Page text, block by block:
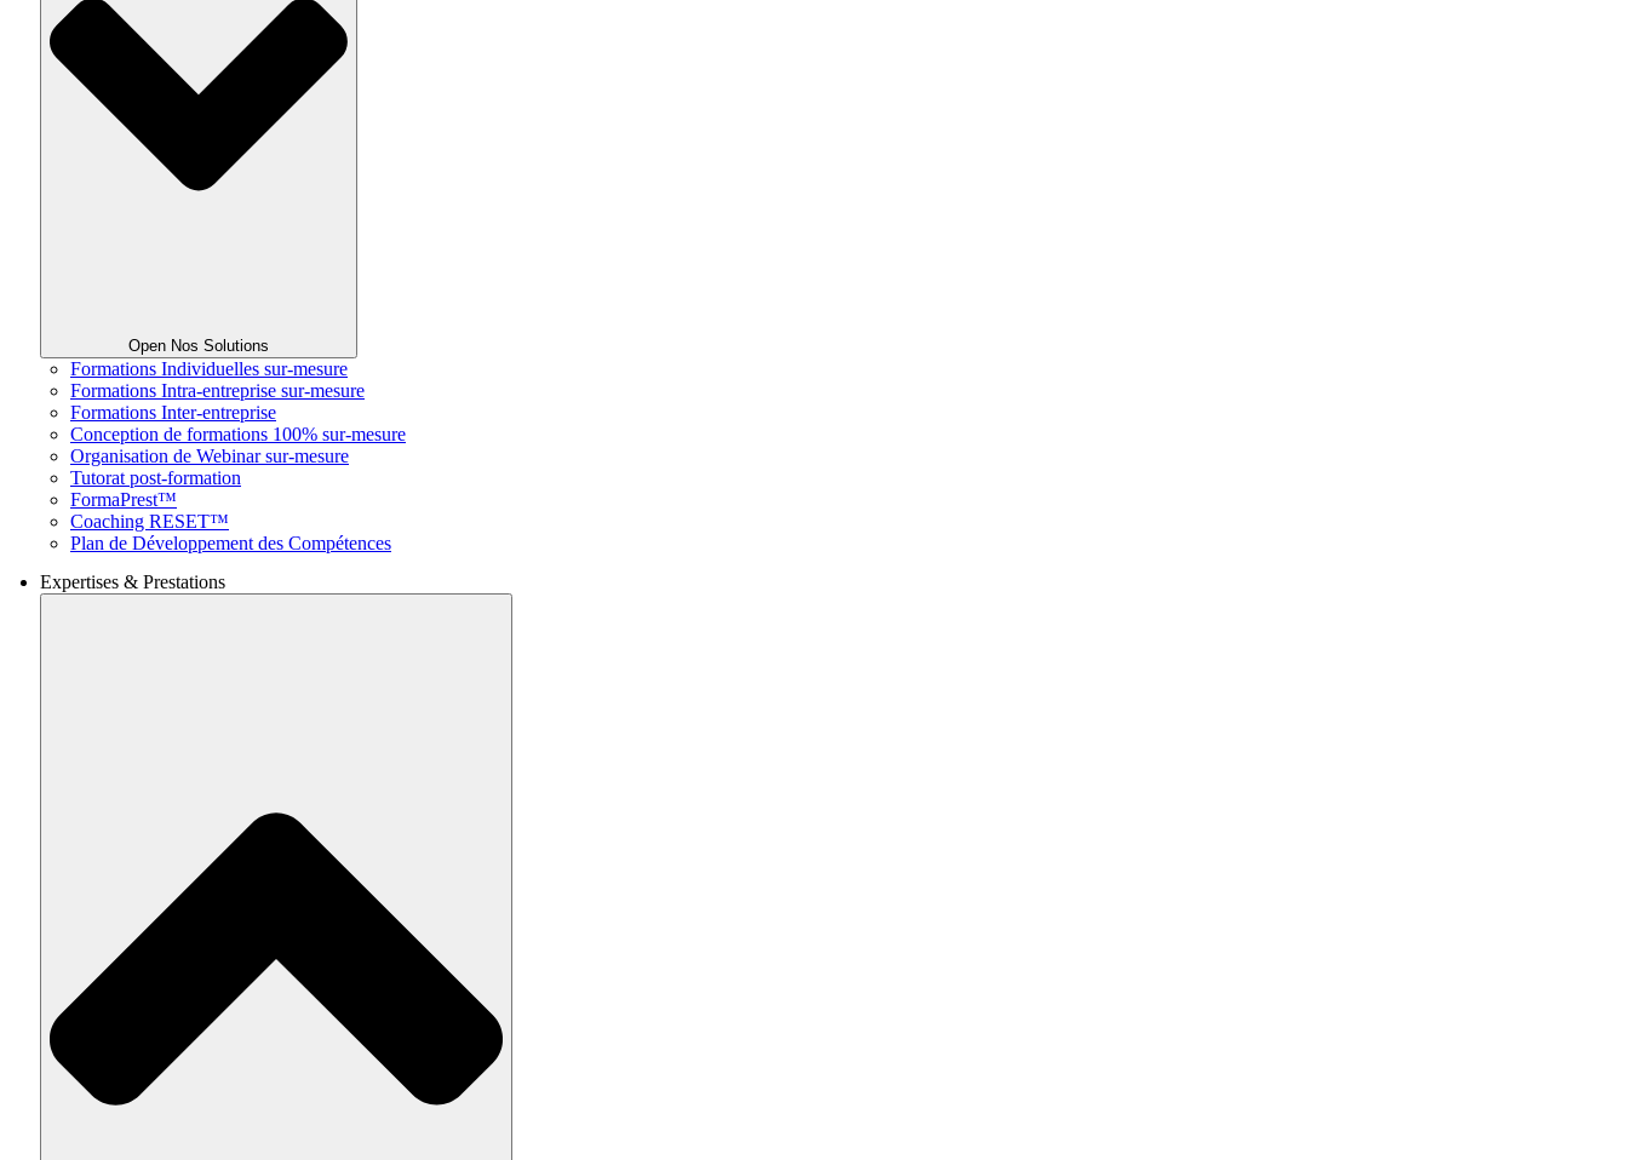
Open Nos Solutions
Formations Individuelles sur-mesure
Formations Intra-entreprise sur-mesure
Formations Inter-entreprise
Conception de formations 100% sur-mesure
Organisation de Webinar sur-mesure
Tutorat post-formation
FormaPrest™
Coaching RESET™
Plan de Développement des Compétences
Expertises & Prestations